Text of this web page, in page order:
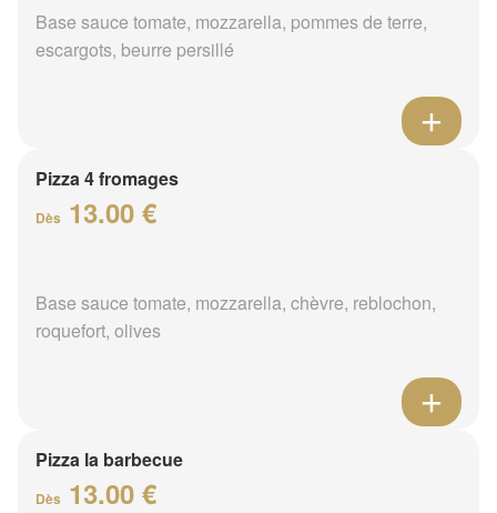
Base sauce tomate, mozzarella, pommes de terre,
escargots, beurre persillé
Pizza 4 fromages
Dès 13.00 €
Base sauce tomate, mozzarella, chèvre, reblochon,
roquefort, olives
Pizza la barbecue
Dès 13.00 €